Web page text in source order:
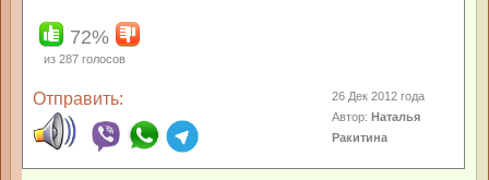
72%
из 287 голосов
Отправить:
26 Дек 2012 года
Автор:Наталья
Ракитина